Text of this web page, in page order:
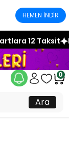
HEMEN İNDİR
12 Taksit
0
Ara